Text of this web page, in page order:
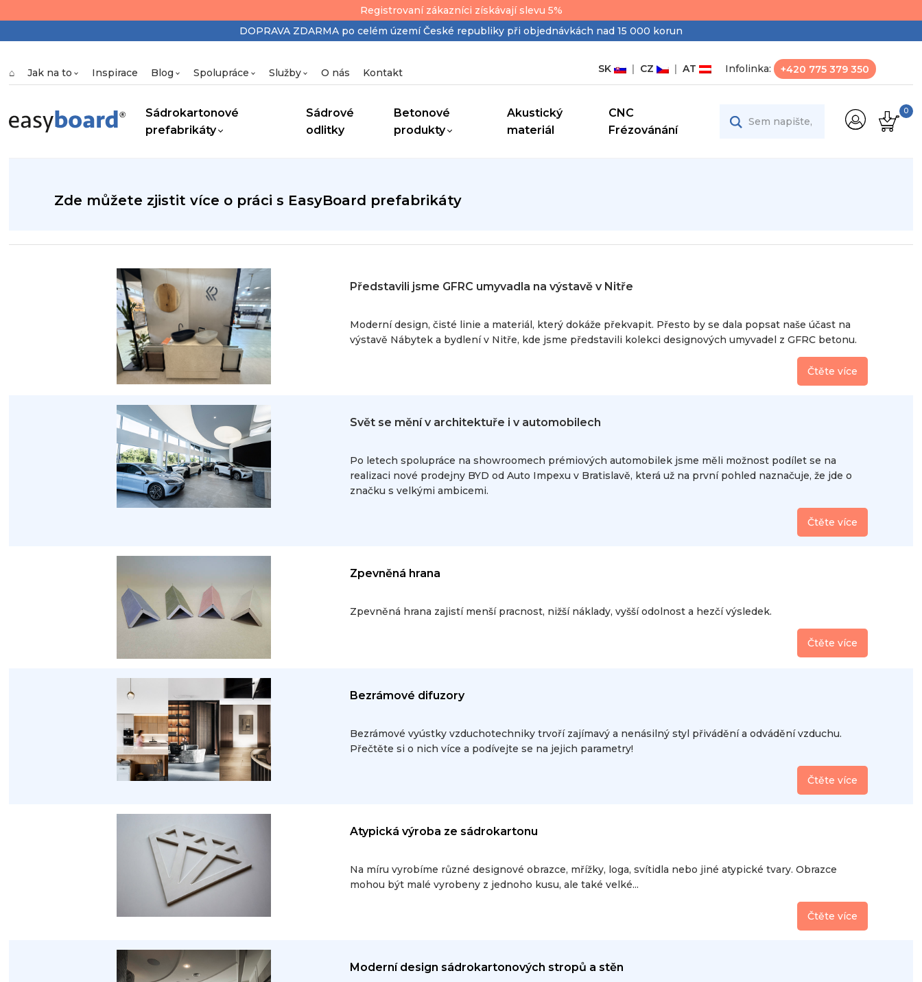
Registrovaní zákazníci získávají slevu 5%
DOPRAVA ZDARMA po celém území České republiky při objednávkách nad 15 000 korun
SK | CZ | AT Infolinka: +420 775 379 350
⌂ Jak na to Inspirace Blog Spolupráce Služby O nás Kontakt
Sádrokartonové
prefabrikáty
Sádrové
odlitky
Betonové
produkty
Akustický
materiál
CNC
Frézovánání
0
Zde můžete zjistit více o práci s EasyBoard prefabrikáty
Představili jsme GFRC umyvadla na výstavě v Nitře
Moderní design, čisté linie a materiál, který dokáže překvapit. Přesto by se dala popsat naše účast na
výstavě Nábytek a bydlení v Nitře, kde jsme představili kolekci designových umyvadel z GFRC betonu.
Čtěte více
Svět se mění v architektuře i v automobilech
Po letech spolupráce na showroomech prémiových automobilek jsme měli možnost podílet se na
realizaci nové prodejny BYD od Auto Impexu v Bratislavě, která už na první pohled naznačuje, že jde o
značku s velkými ambicemi.
Čtěte více
Zpevněná hrana
Zpevněná hrana zajistí menší pracnost, nižší náklady, vyšší odolnost a hezčí výsledek.
Čtěte více
Bezrámové difuzory
Bezrámové vyústky vzduchotechniky trvoří zajímavý a nenásilný styl přivádění a odvádění vzduchu.
Přečtěte si o nich více a podívejte se na jejich parametry!
Čtěte více
Atypická výroba ze sádrokartonu
Na míru vyrobíme různé designové obrazce, mřížky, loga, svítidla nebo jiné atypické tvary. Obrazce
mohou být malé vyrobeny z jednoho kusu, ale také velké...
Čtěte více
Moderní design sádrokartonových stropů a stěn